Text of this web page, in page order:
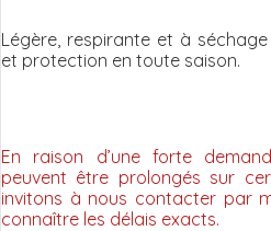
Légère, respirante et à
et protection en toute saison.
En raison d’une forte
peuvent être prolongés sur
invitons à nous contacter par
connaître les délais exacts.